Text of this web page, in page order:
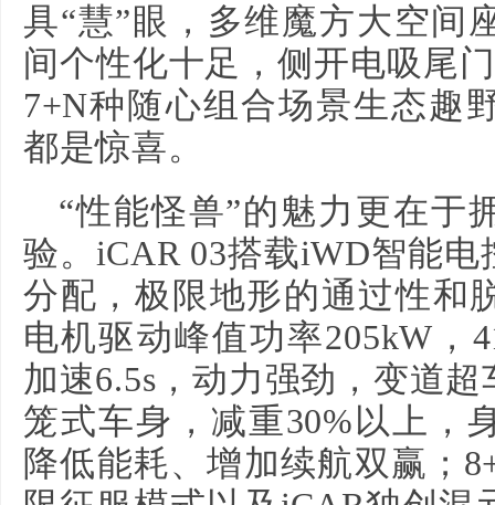
具“慧”眼，多维魔方大空间
间个性化十足，侧开电吸尾
7+N种随心组合场景生态趣
都是惊喜。
“性能怪兽”的魅力更在于
验。iCAR 03搭载iWD智能
分配，极限地形的通过性和
电机驱动峰值功率205kW，
加速6.5s，动力强劲，变道
笼式车身，减重30%以上，
降低能耗、增加续航双赢；